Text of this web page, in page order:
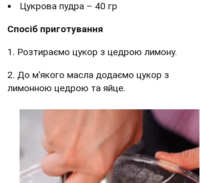
Цукрова пудра – 40 гр
Спосіб приготування
1. Розтираємо цукор з цедрою лимону.
2. До мʼякого масла додаємо цукор з
лимонною цедрою та яйце.